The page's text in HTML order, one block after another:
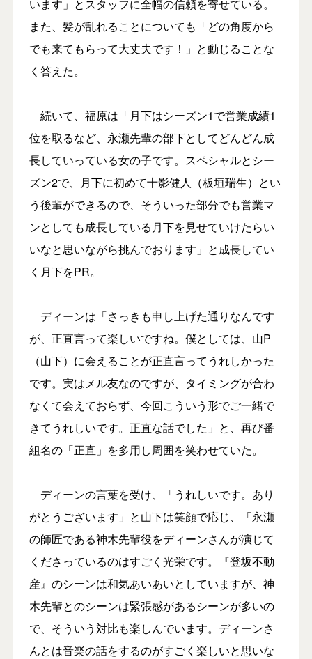
います」とスタッフに全幅の信頼を寄せている。
また、髪が乱れることについても「どの角度から
でも来てもらって大丈夫です！」と動じることな
く答えた。
続いて、福原は「月下はシーズン1で営業成績1
位を取るなど、永瀬先輩の部下としてどんどん成
長していっている女の子です。スペシャルとシー
ズン2で、月下に初めて十影健人（板垣瑞生）とい
う後輩ができるので、そういった部分でも営業マ
ンとしても成長している月下を見せていけたらい
いなと思いながら挑んでおります」と成長してい
く月下をPR。
ディーンは「さっきも申し上げた通りなんです
が、正直言って楽しいですね。僕としては、山P
（山下）に会えることが正直言ってうれしかった
です。実はメル友なのですが、タイミングが合わ
なくて会えておらず、今回こういう形でご一緒で
きてうれしいです。正直な話でした」と、再び番
組名の「正直」を多用し周囲を笑わせていた。
ディーンの言葉を受け、「うれしいです。あり
がとうございます」と山下は笑顔で応じ、「永瀬
の師匠である神木先輩役をディーンさんが演じて
くださっているのはすごく光栄です。『登坂不動
産』のシーンは和気あいあいとしていますが、神
木先輩とのシーンは緊張感があるシーンが多いの
で、そういう対比も楽しんでいます。ディーンさ
んとは音楽の話をするのがすごく楽しいと思いな